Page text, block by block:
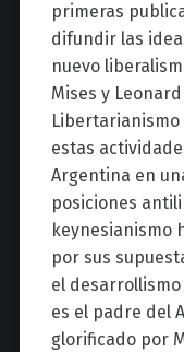
primeras
difundir las
nuevo
Mises y
Libertarianismo
estas
Argentina en
posiciones
keynesianismo
por sus
el desarrollismo
es el padre del
glorificado por